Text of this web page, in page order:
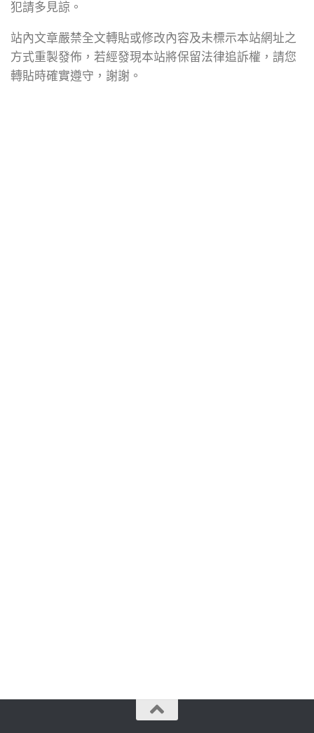
犯請多見諒。
站內文章嚴禁全文轉貼或修改內容及未標示本站網址之
方式重製發佈，若經發現本站將保留法律追訴權，請您
轉貼時確實遵守，謝謝。